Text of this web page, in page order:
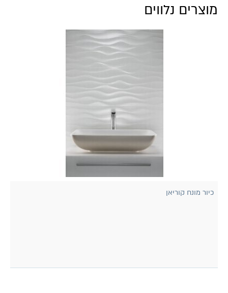
מוצרים נלווים
כיור מונח קוריאן